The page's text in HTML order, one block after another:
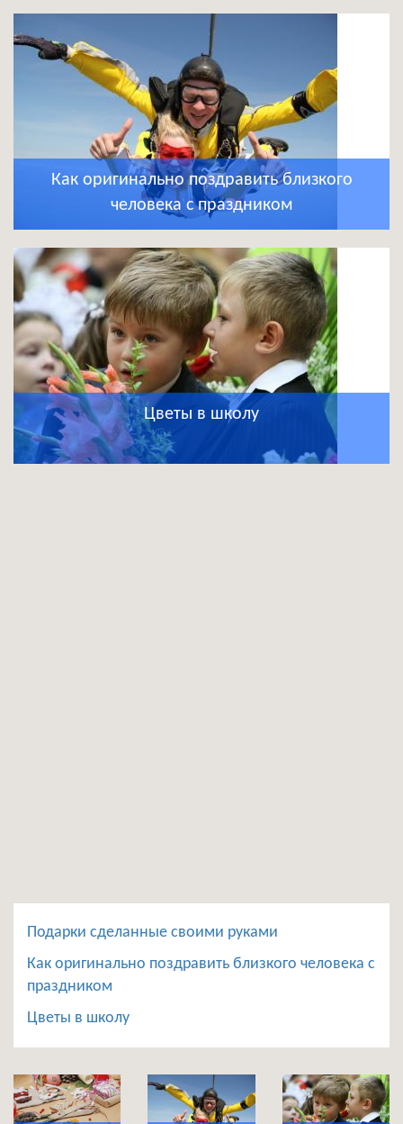
Как оригинально поздравить близкого
человека с праздником
Цветы в школу
Подарки сделанные своими руками
Как оригинально поздравить близкого человека с
праздником
Цветы в школу